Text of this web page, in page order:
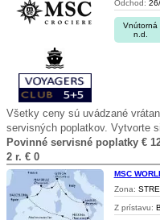
Odchod:
Vnútorná
n.d.
Všetky ceny sú uvádzané
servisných poplatkov. Vytvorte
Povinné servisné poplatky €
2 r. € 0
MSC
Zona:
Z prístavu: